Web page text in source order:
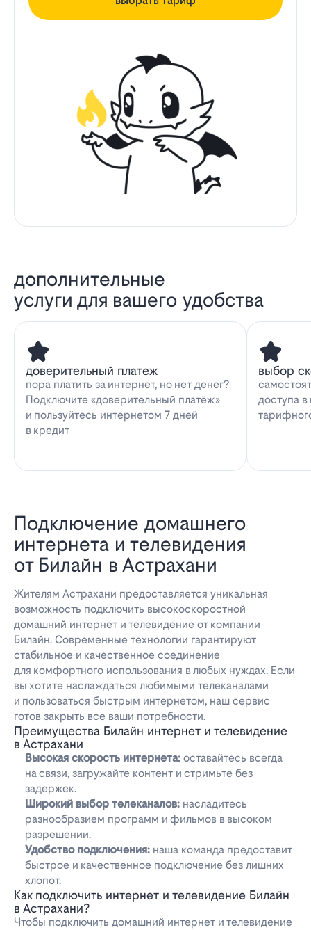
дополнительные
услуги для вашего удобства
доверительный платеж
пора платить за интернет, но нет денег?
Подключите «доверительный платёж»
и пользуйтесь интернетом 7 дней
в кредит
выбор
доступа
Подключение домашнего
интернета и телевидения
от Билайн в Астрахани
Жителям Астрахани предоставляется уникальная
возможность подключить высокоскоростной
домашний интернет и телевидение от компании
Билайн. Современные технологии гарантируют
стабильное и качественное соединение
для комфортного использования в любых нуждах. Если
вы хотите наслаждаться любимыми телеканалами
и пользоваться быстрым интернетом, наш сервис
готов закрыть все ваши потребности.
Преимущества Билайн интернет и телевидение
в Астрахани
Высокая скорость интернета: оставайтесь всегда
на связи, загружайте контент и стримьте без
задержек.
Широкий выбор телеканалов: насладитесь
разнообразием программ и фильмов в высоком
разрешении.
Удобство подключения: наша команда предоставит
быстрое и качественное подключение без лишних
хлопот.
Как подключить интернет и телевидение Билайн
в Астрахани?
Чтобы подключить домашний интернет и телевидение